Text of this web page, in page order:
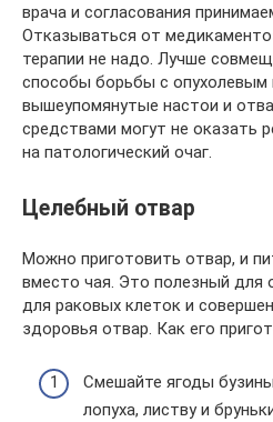
врача и согласования
Отказываться от
терапии не надо. Лучше
способы борьбы с опухолевым
вышеупомянутые настои и
средствами могут не оказать
на патологический очаг.
Целебный отвар
Можно приготовить отвар, и
вместо чая. Это полезный для
для раковых клеток и
здоровья отвар. Как его
Смешайте ягоды
лопуха, листву и